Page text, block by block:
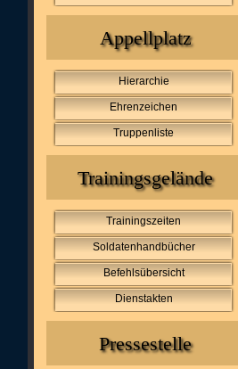
Appellplatz
Hierarchie
Ehrenzeichen
Truppenliste
Trainingsgelände
Trainingszeiten
Soldatenhandbücher
Befehlsübersicht
Dienstakten
Pressestelle